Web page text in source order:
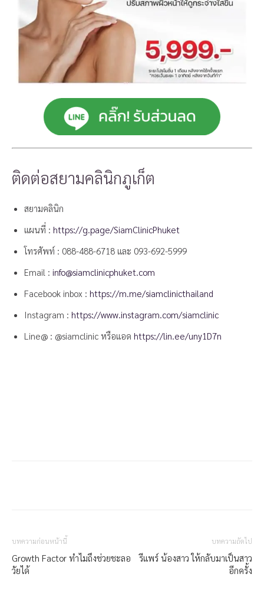
ติดต่อสยามคลินิกภูเก็ต
สยามคลินิก
แผนที่ : https://g.page/SiamClinicPhuket
โทรศัพท์ : 088-488-6718 และ 093-692-5999
Email : info@siamclinicphuket.com
Facebook inbox : https://m.me/siamclinicthailand
Instagram : https://www.instagram.com/siamclinic
Line@ : @siamclinic หรือแอด https://lin.ee/uny1D7n
บทความก่อนหน้านี้
Growth Factor ทำไมถึงช่วยชะลอ
วัยได้
บทความถัดไป
รีแพร์ น้องสาว ให้กลับมาเป็นสาว
อีกครั้ง